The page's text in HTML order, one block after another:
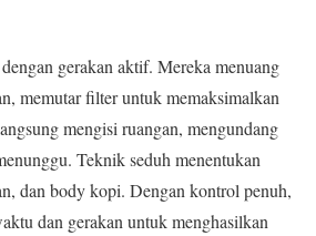
gerakan aktif. Mereka menuang
memutar filter untuk memaksimalkan
mengisi ruangan, mengundang
Teknik seduh menentukan
dan body kopi. Dengan kontrol penuh,
dan gerakan untuk menghasilkan